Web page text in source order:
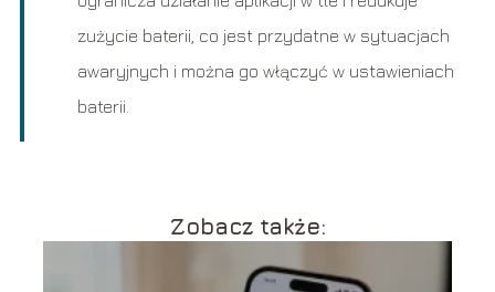
zużycie baterii, co jest przydatne w sytuacjach
awaryjnych i można go włączyć w ustawieniach
baterii.
Zobacz także: